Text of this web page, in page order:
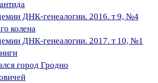
ДНК-генеалогии. 2016. т 9, №4
колена
ДНК-генеалогии. 2017. т 10, №1
город Гродно